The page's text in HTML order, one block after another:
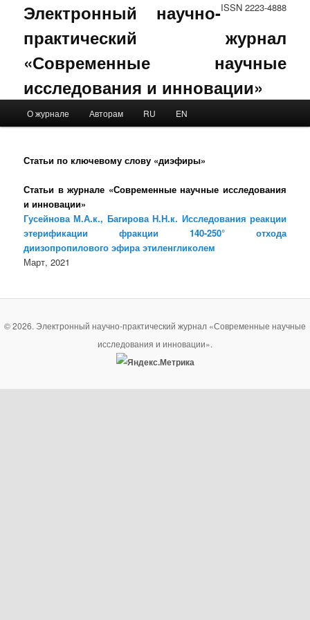
ISSN 2223-4888
Электронный научно-
практический журнал
«Современные научные
исследования и инновации»
Skip to primary content
Skip to secondary content
О журнале Авторам RU EN
Статьи по ключевому слову «диэфиры»
Статьи в журнале «Современные научные исследования
и инновации»
Гусейнова М.А.к., Багирова Н.Н.к. Исследования реакции
этерификации фракции 140-250° отхода
диизопропилового эфира этиленгликолем
Март, 2021
© 2026. Электронный научно-практический журнал «Современные научные
исследования и инновации».